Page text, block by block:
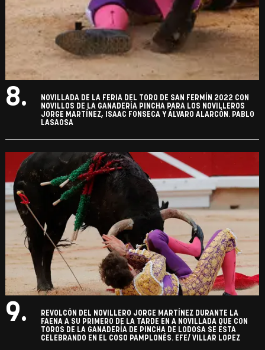
8.
NOVILLADA DE LA FERIA DEL TORO DE SAN FERMÍN 2022 CON
NOVILLOS DE LA GANADERÍA PINCHA PARA LOS NOVILLEROS
JORGE MARTÍNEZ, ISAAC FONSECA Y ÁLVARO ALARCÓN. PABLO
LASAOSA
9.
REVOLCÓN DEL NOVILLERO JORGE MARTÍNEZ DURANTE LA
FAENA A SU PRIMERO DE LA TARDE EN A NOVILLADA QUE CON
TOROS DE LA GANADERÍA DE PINCHA DE LODOSA SE ESTA
CELEBRANDO EN EL COSO PAMPLONÉS. EFE/ VILLAR LOPEZ